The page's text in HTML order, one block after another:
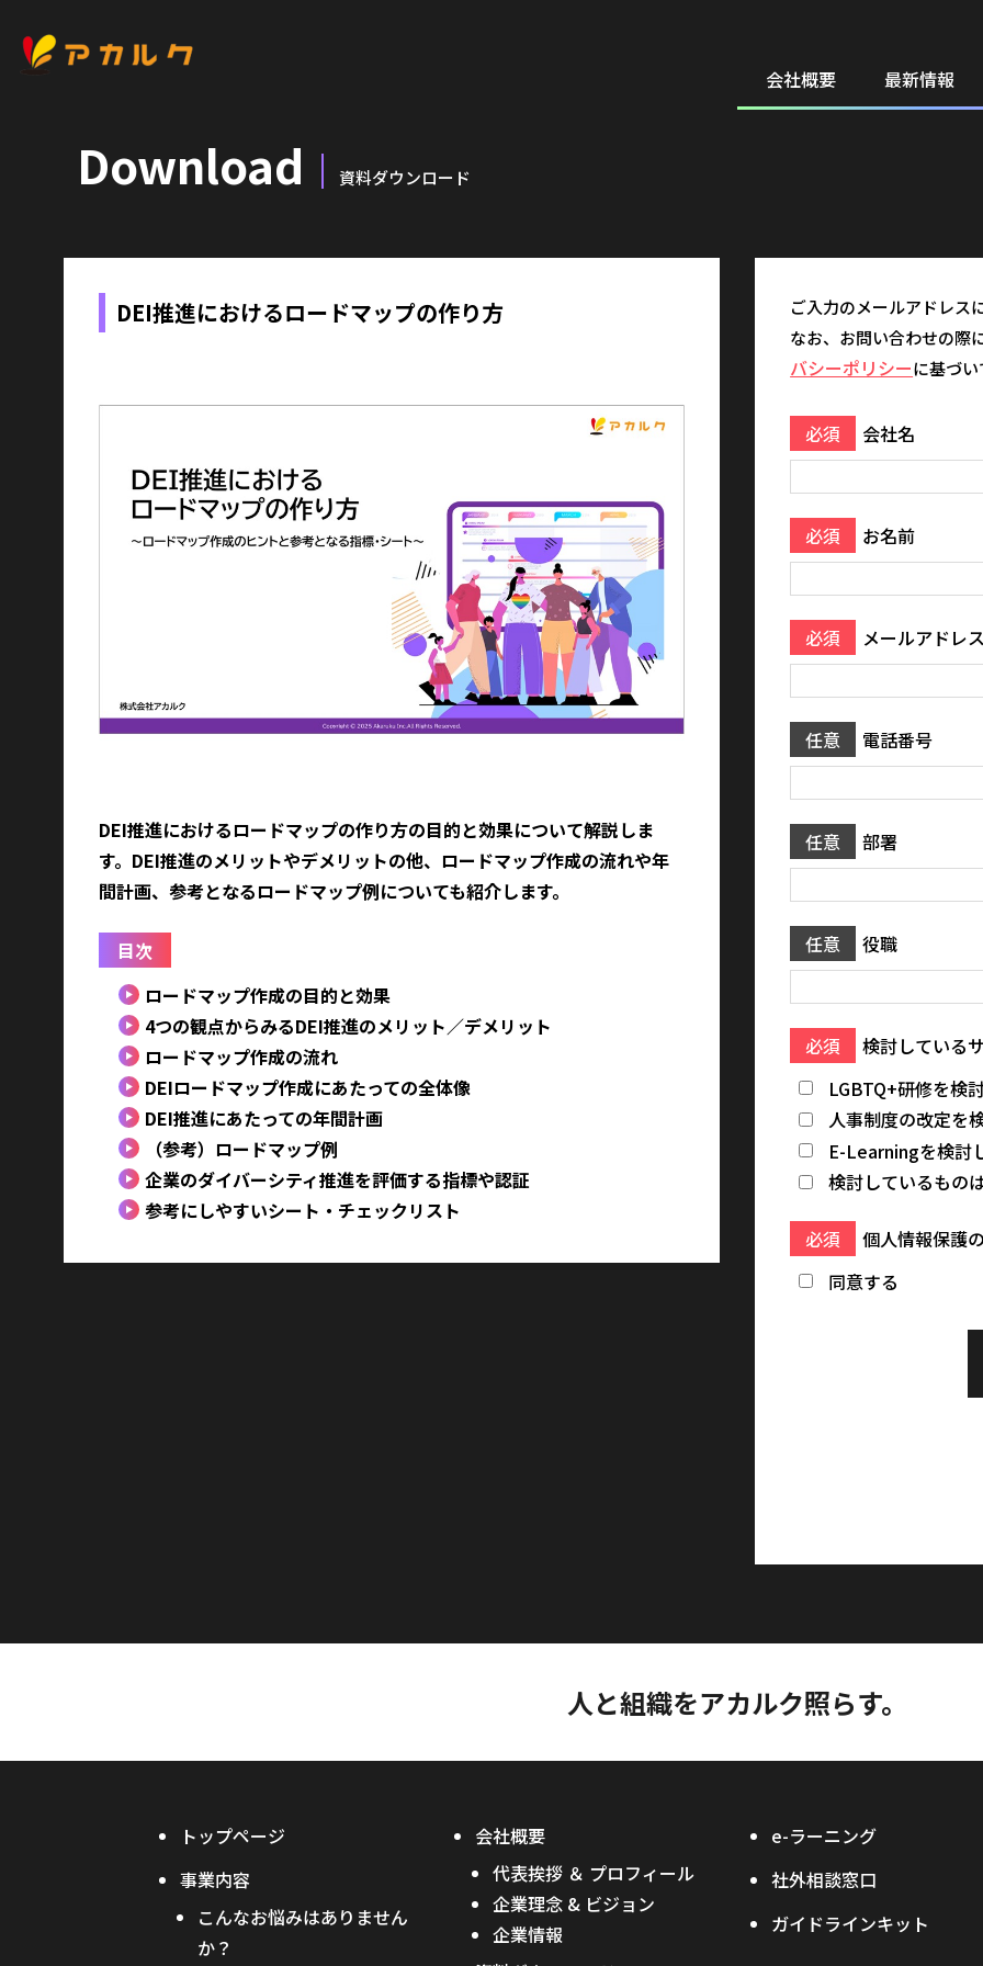
会社概要 最新情報
Download 資料ダウンロード
DEI推進におけるロードマップの作り方
DEI推進におけるロードマップの作り方の目的と効果について解説しま
す。DEI推進のメリットやデメリットの他、ロードマップ作成の流れや年
間計画、参考となるロードマップ例についても紹介します。
目次
ロードマップ作成の目的と効果
4つの観点からみるDEI推進のメリット／デメリット
ロードマップ作成の流れ
DEIロードマップ作成にあたっての全体像
DEI推進にあたっての年間計画
（参考）ロードマップ例
企業のダイバーシティ推進を評価する指標や認証
参考にしやすいシート・チェックリスト
ご入力のメールアドレス
なお、お問い合わせの際
バシーポリシーに基づ
必須 会社名
必須 お名前
必須 メールアドレ
任意 電話番号
任意 部署
任意 役職
必須
検討している
LGBTQ+研修を検
人事制度の改定を
E-Learningを検討
検討しているもの
必須
個人情報保護
同意する
人と組織をアカルク照らす。
トップページ
事業内容
こんなお悩みはありません
か？
会社概要
代表挨拶 ＆ プロフィール
企業理念 & ビジョン
企業情報
e-ラーニング
社外相談窓口
ガイドラインキット